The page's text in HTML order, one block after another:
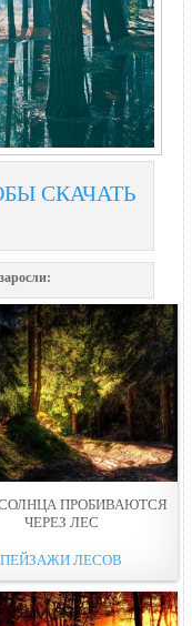
СКАЧАТЬ
ПРОБИВАЮТСЯ
ЧЕРЕЗ ЛЕС
ПЕЙЗАЖИ ЛЕСОВ